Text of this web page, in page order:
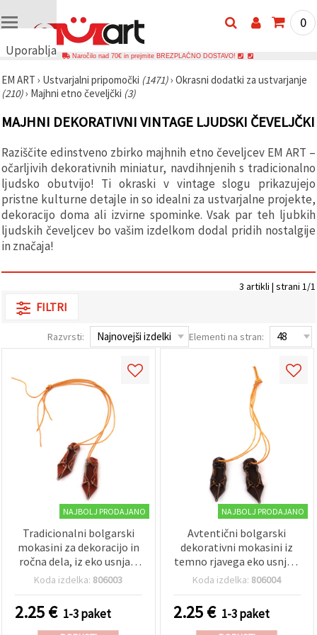
Uporabljamo
🍪
Uporabljamo
podobne
tehnologije,
zagotovimo
pravilno
delovanje
spletnega
mesta,
izboljšamo
vašo
uporabniško
izkušnjo ter
prikazujemo
ustreznejše
oglase, tudi
s pomočjo
za analitiko
in trženje.
S klikom na
svoje
preference z
določene
na gumb
0
Naročilo nad 70€ in prejmite BREZPLAČNO DOSTAVO!
EM ART › Ustvarjalni pripomočki (1471)› Okrasni dodatki za ustvarjanje
(210)› Majhni etno čeveljčki (3)
MAJHNI DEKORATIVNI VINTAGE LJUDSKI ČEVELJČKI
Raziščite edinstveno zbirko majhnih etno čeveljcev EM ART –
očarljivih dekorativnih miniatur, navdihnjenih s tradicionalno
ljudsko obutvijo! Ti okraski v vintage slogu prikazujejo
pristne kulturne detajle in so idealni za ustvarjalne projekte,
dekoracijo doma ali izvirne spominke. Vsak par teh ljubkih
ljudskih čeveljcev bo vašim izdelkom dodal pridih nostalgije
in značaja!
3 artikli | strani 1/1
FILTRI
Razvrsti: Elementi na stran:
NAJBOLJ PRODAJANO
Tradicionalni bolgarski
mokasini za dekoracijo in
ročna dela, iz eko usnja z
bombažno škrobljeno
Koda izdelka: 806003
2.25€ 1-3 paket
NAJBOLJ PRODAJANO
Avtentični bolgarski
dekorativni mokasini iz
temno rjavega eko usnja z
bombažno vrvico, 40x13
za kreativno ustvarjanje
in folklorne dekoracije
Koda izdelka: 806004
2.25€ 1-3 paket